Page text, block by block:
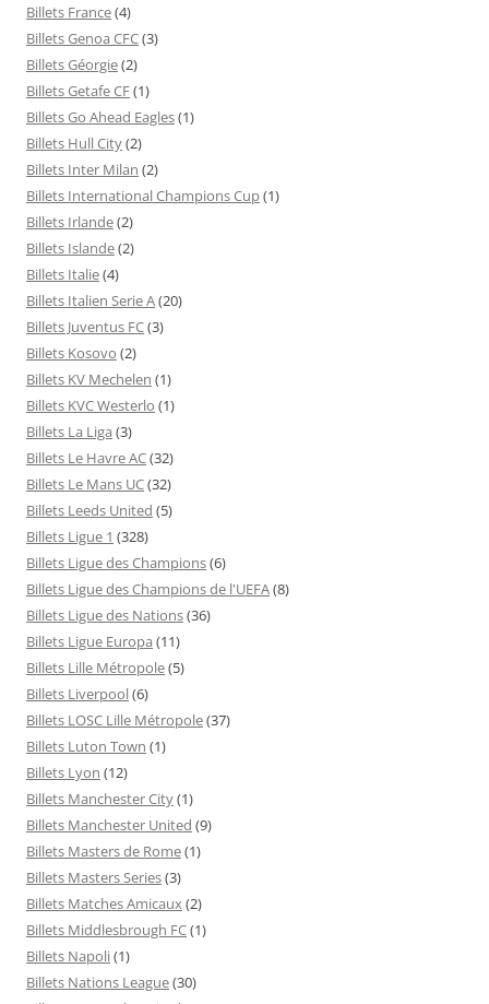
Billets France(4)
Billets Genoa CFC(3)
Billets Géorgie(2)
Billets Getafe CF(1)
Billets Go Ahead Eagles(1)
Billets Hull City(2)
Billets Inter Milan (2)
Billets International Champions Cup(1)
Billets Irlande(2)
Billets Islande(2)
Billets Italie(4)
Billets Italien Serie A(20)
Billets Juventus FC(3)
Billets Kosovo (2)
Billets KV Mechelen (1)
Billets KVC Westerlo (1)
Billets La Liga (3)
Billets Le Havre AC(32)
Billets Le Mans UC(32)
Billets Leeds United (5)
Billets Ligue 1 (328)
Billets Ligue des Champions(6)
Billets Ligue des Champions de l'UEFA(8)
Billets Ligue des Nations(36)
Billets Ligue Europa (11)
Billets Lille Métropole(5)
Billets Liverpool(6)
Billets LOSC Lille Métropole(37)
Billets Luton Town (1)
Billets Lyon (12)
Billets Manchester City(1)
Billets Manchester United (9)
Billets Masters de Rome(1)
Billets Masters Series(3)
Billets Matches Amicaux(2)
Billets Middlesbrough FC(1)
Billets Napoli(1)
Billets Nations League(30)